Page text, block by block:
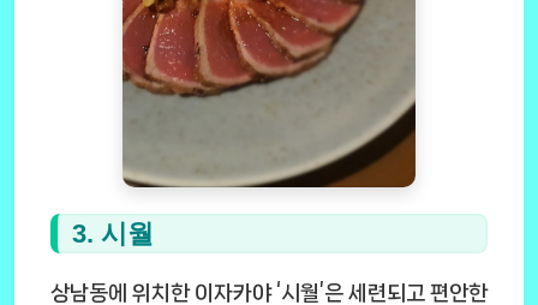
3. 시월
상남동에 위치한 이자카야 ‘시월’은 세련되고 편안한